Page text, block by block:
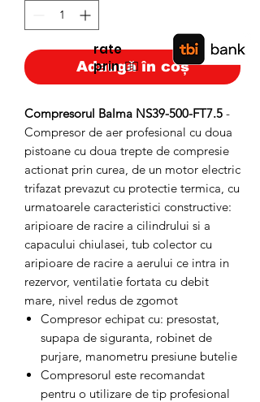
Adaugă în coș
Compresorul Balma NS39-500-FT7.5 -
Compresor de aer profesional cu doua
pistoane cu doua trepte de compresie
actionat prin curea, de un motor electric
trifazat prevazut cu protectie termica, cu
urmatoarele caracteristici constructive:
aripioare de racire a cilindrului si a
capacului chiulasei, tub colector cu
aripioare de racire a aerului ce intra in
rezervor, ventilatie fortata cu debit
mare, nivel redus de zgomot
Compresor echipat cu: presostat,
supapa de siguranta, robinet de
purjare, manometru presiune butelie
Compresorul este recomandat
pentru o utilizare de tip profesional
rate
prin👉🏿